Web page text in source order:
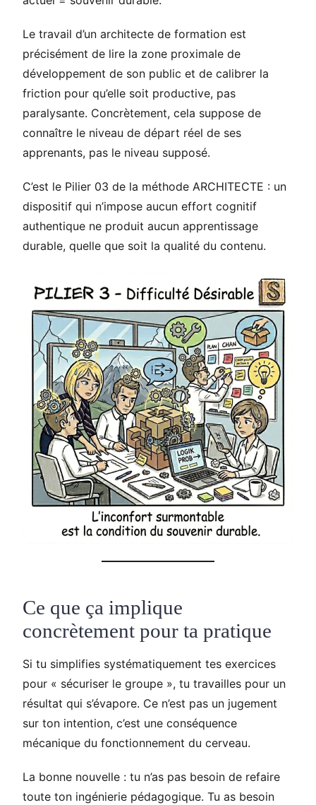
Le travail d’un architecte de formation est
précisément de lire la zone proximale de
développement de son public et de calibrer la
friction pour qu’elle soit productive, pas
paralysante. Concrètement, cela suppose de
connaître le niveau de départ réel de ses
apprenants, pas le niveau supposé.
C’est le Pilier 03 de la méthode ARCHITECTE : un
dispositif qui n’impose aucun effort cognitif
authentique ne produit aucun apprentissage
durable, quelle que soit la qualité du contenu.
Ce que ça implique
concrètement pour ta pratique
Si tu simplifies systématiquement tes exercices
pour « sécuriser le groupe », tu travailles pour un
résultat qui s’évapore. Ce n’est pas un jugement
sur ton intention, c’est une conséquence
mécanique du fonctionnement du cerveau.
La bonne nouvelle : tu n’as pas besoin de refaire
toute ton ingénierie pédagogique. Tu as besoin